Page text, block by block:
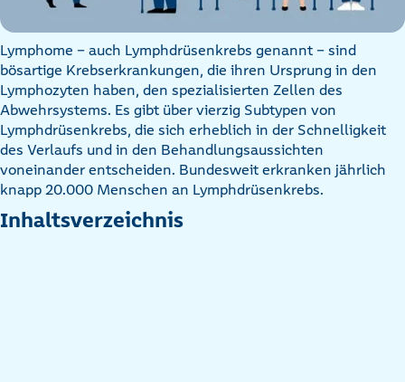
Lymphome – auch Lymphdrüsenkrebs genannt – sind
bösartige Krebserkrankungen, die ihren Ursprung in den
Lymphozyten haben, den spezialisierten Zellen des
Abwehrsystems. Es gibt über vierzig Subtypen von
Lymphdrüsenkrebs, die sich erheblich in der Schnelligkeit
des Verlaufs und in den Behandlungsaussichten
voneinander entscheiden. Bundesweit erkranken jährlich
knapp 20.000 Menschen an Lymphdrüsenkrebs.
Inhaltsverzeichnis